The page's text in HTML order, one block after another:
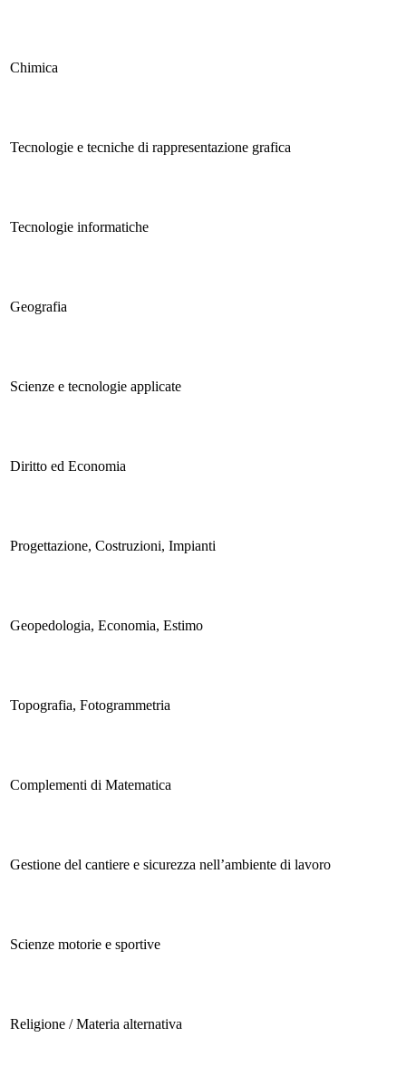
Chimica
Tecnologie e tecniche di rappresentazione grafica
Tecnologie informatiche
Geografia
Scienze e tecnologie applicate
Diritto ed Economia
Progettazione, Costruzioni, Impianti
Geopedologia, Economia, Estimo
Topografia, Fotogrammetria
Complementi di Matematica
Gestione del cantiere e sicurezza nell’ambiente di lavoro
Scienze motorie e sportive
Religione / Materia alternativa